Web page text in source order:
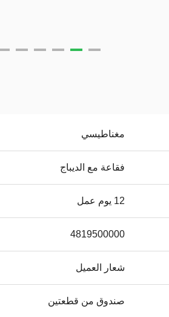
مغناطيسي
فقاعة مع الديباج
12 يوم عمل
4819500000
شعار العميل
صندوق من قطعتين